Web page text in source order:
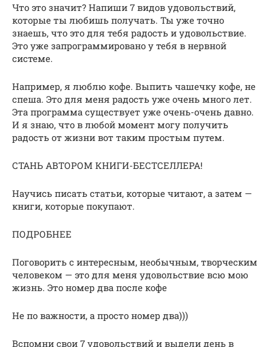
Что это значит? Напиши 7 видов удовольствий,
которые ты любишь получать. Ты уже точно
знаешь, что это для тебя радость и удовольствие.
Это уже запрограммировано у тебя в нервной
системе.
Например, я люблю кофе. Выпить чашечку кофе, не
спеша. Это для меня радость уже очень много лет.
Эта программа существует уже очень-очень давно.
И я знаю, что в любой момент могу получить
радость от жизни вот таким простым путем.
СТАНЬ АВТОРОМ КНИГИ-БЕСТСЕЛЛЕРА!
Научись писать статьи, которые читают, а затем —
книги, которые покупают.
ПОДРОБНЕЕ
Поговорить с интересным, необычным, творческим
человеком — это для меня удовольствие всю мою
жизнь. Это номер два после кофе
Не по важности, а просто номер два)))
Вспомни свои 7 удовольствий и выдели день в